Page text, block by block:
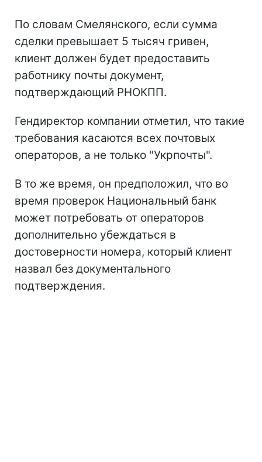
По словам Смелянского, если сумма
сделки превышает 5 тысяч гривен,
клиент должен будет предоставить
работнику почты документ,
подтверждающий РНОКПП.
Гендиректор компании отметил, что такие
требования касаются всех почтовых
операторов, а не только "Укрпочты".
В то же время, он предположил, что во
время проверок Национальный банк
может потребовать от операторов
дополнительно убеждаться в
достоверности номера, который клиент
назвал без документального
подтверждения.